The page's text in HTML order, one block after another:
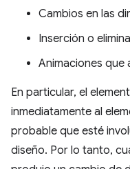
Cambios en las
Inserción o
Animaciones que
En particular, el
inmediatamente al
probable que esté
diseño. Por lo tanto,